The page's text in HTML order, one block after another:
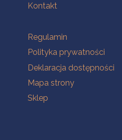
Kontakt
Na skróty
Regulamin
Polityka prywatności
Deklaracja dostępności
Mapa strony
Sklep